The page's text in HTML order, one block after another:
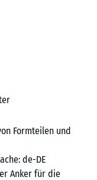
Formteilen und
de-DE
Anker für die